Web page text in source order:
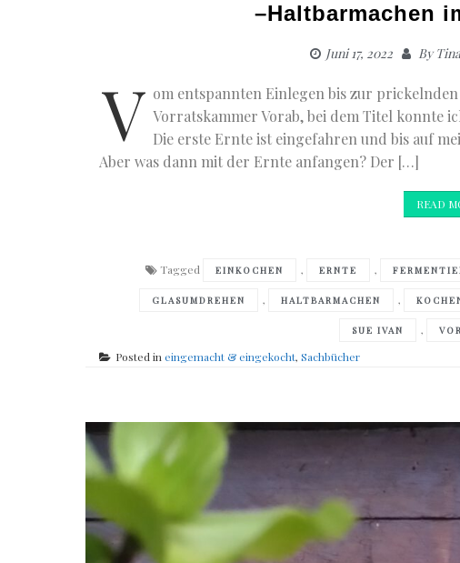
–Haltbarmachen
Juni 17, 2022 ByTina
V om entspannten Einlegen bis zur
Vorratskammer Vorab, bei dem Titel konnte
Die erste Ernte ist eingefahren und bis auf
Aber was dann mit der Ernte anfangen? Der […]
READ
Tagged EINKOCHEN , ERNTE ,
GLASUMDREHEN , HALTBARMACHEN ,
SUE IVAN ,
Posted ineingemacht & eingekocht,Sachbücher